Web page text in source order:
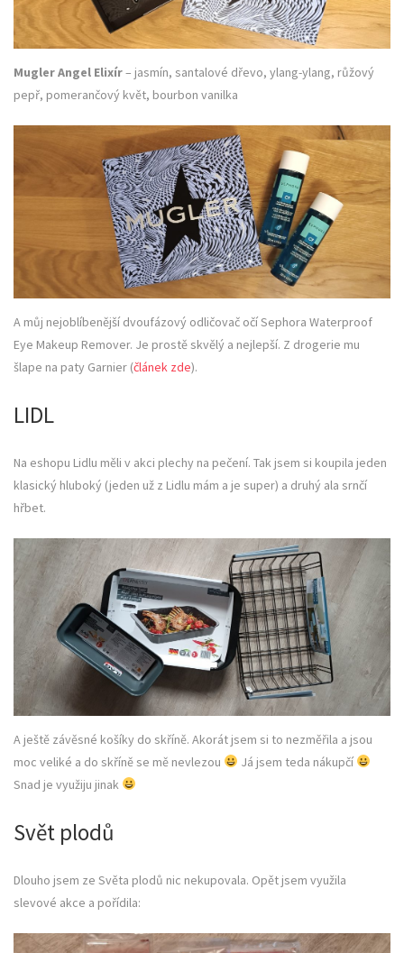
Mugler Angel Elixír– jasmín, santalové dřevo, ylang-ylang, růžový
pepř, pomerančový květ, bourbon vanilka
A můj nejoblíbenější dvoufázový odličovač očí Sephora Waterproof
Eye Makeup Remover. Je prostě skvělý a nejlepší. Z drogerie mu
šlape na paty Garnier (článek zde).
LIDL
Na eshopu Lidlu měli v akci plechy na pečení. Tak jsem si koupila jeden
klasický hluboký (jeden už z Lidlu mám a je super) a druhý ala srnčí
hřbet.
A ještě závěsné košíky do skříně. Akorát jsem si to nezměřila a jsou
moc veliké a do skříně se mě nevlezou
Já jsem teda nákupčí
Snad je využiju jinak
Svět plodů
Dlouho jsem ze Světa plodů nic nekupovala. Opět jsem využila
slevové akce a pořídila: